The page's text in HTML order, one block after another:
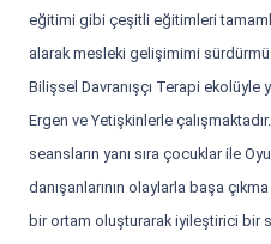
eğitimi gibi çeşitli eğitimleri
alarak mesleki gelişimimi
Bilişsel Davranışçı Terapi ekolüyle
Ergen ve Yetişkinlerle
seansların yanı sıra çocuklar ile
danışanlarının olaylarla başa
bir ortam oluşturarak iyileştirici bir